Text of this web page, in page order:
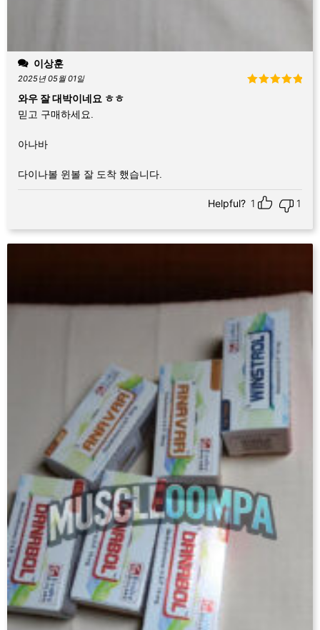
이상훈
2025년 05월 01일
와우 잘 대박이네요 ㅎㅎ
믿고 구매하세요.
아나바
다이나볼 윈볼 잘 도착 했습니다.
Helpful? 1 1